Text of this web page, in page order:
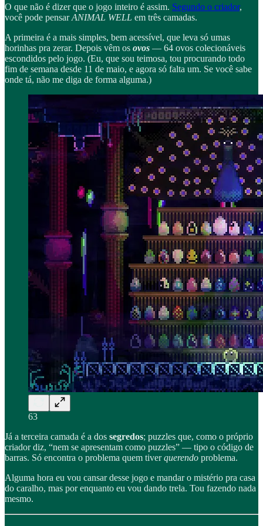
O que não é dizer que o jogo inteiro é assim. Segundo o criador,
você pode pensarANIMAL WELL em três camadas.
A primeira é a mais simples, bem acessível, que leva só umas
horinhas pra zerar. Depois vêm os ovos — 64 ovos colecionáveis
escondidos pelo jogo. (Eu, que sou teimosa, tou procurando todo
fim de semana desde 11 de maio, e agora só falta um. Se você sabe
onde tá, não me diga de forma alguma.)
63
Já a terceira camada é a dos segredos; puzzles que, como o próprio
criador diz, “nem se apresentam como puzzles” — tipo o código de
barras. Só encontra o problema quem tiverquerendo problema.
Alguma hora eu vou cansar desse jogo e mandar o mistério pra casa
do caralho, mas por enquanto eu vou dando trela. Tou fazendo nada
mesmo.